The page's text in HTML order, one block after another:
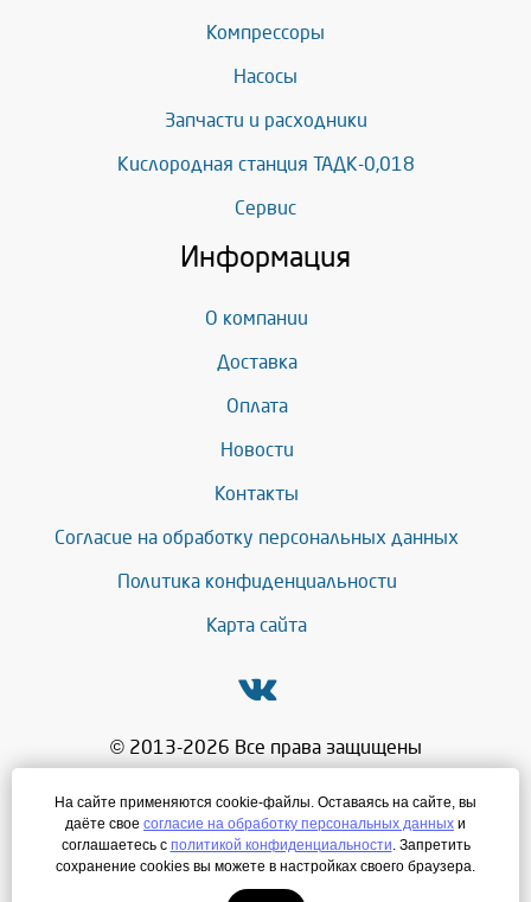
Компрессоры
Насосы
Запчасти и расходники
Кислородная станция ТАДК-0,018
Сервис
Информация
О компании
Доставка
Оплата
Новости
Контакты
Согласие на обработку персональных данных
Политика конфиденциальности
Карта сайта
© 2013-2026 Все права защищены
+7 (343) 286-71-27
mg@leadersnab.ru
ЛегионА
На сайте применяются cookie-файлы. Оставаясь на сайте, вы
даёте свое согласие на обработку персональных данных и
соглашаетесь с политикой конфиденциальности. Запретить
сохранение cookies вы можете в настройках своего браузера.